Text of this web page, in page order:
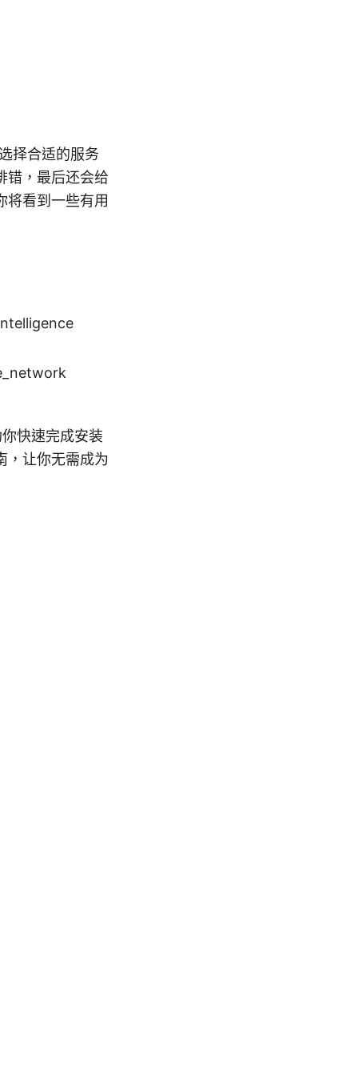
择合适的服务
错，最后还会给
将看到一些有用
快速完成安装
，让你无需成为